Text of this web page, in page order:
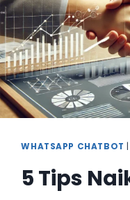
WHATSAPP CHATBOT
5 Tips